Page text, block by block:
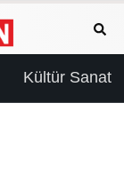
Kültür Sanat